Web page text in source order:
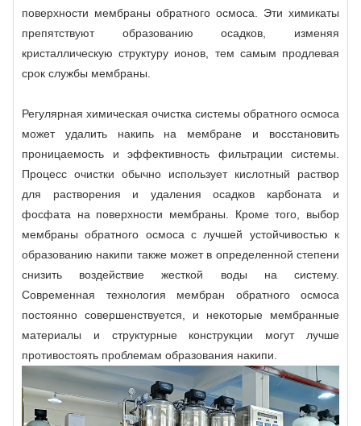
поверхности мембраны обратного осмоса. Эти химикаты
препятствуют образованию осадков, изменяя
кристаллическую структуру ионов, тем самым продлевая
срок службы мембраны.
Регулярная химическая очистка системы обратного осмоса
может удалить накипь на мембране и восстановить
проницаемость и эффективность фильтрации системы.
Процесс очистки обычно использует кислотный раствор
для растворения и удаления осадков карбоната и
фосфата на поверхности мембраны. Кроме того, выбор
мембраны обратного осмоса с лучшей устойчивостью к
образованию накипи также может в определенной степени
снизить воздействие жесткой воды на систему.
Современная технология мембран обратного осмоса
постоянно совершенствуется, и некоторые мембранные
материалы и структурные конструкции могут лучше
противостоять проблемам образования накипи.